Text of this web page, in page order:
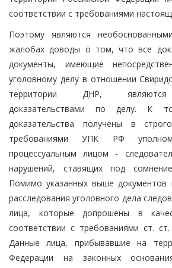
соответствии с требованиями
Поэтому являются
жалобах доводы о том, что все
документы, имеющие
уголовному делу в отношении
территории ДНР, являются
доказательствами по делу. К
доказательства получены в
требованиями УПК РФ
процессуальным лицом -
нарушений, ставящих под
Помимо указанных выше документов
расследования уголовного дела
лица, которые допрошены в
соответствии с требованиями ст.
Данные лица, прибывавшие на
Федерации на законных